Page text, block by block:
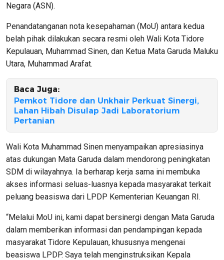
Negara (ASN).
Penandatanganan nota kesepahaman (MoU) antara kedua
belah pihak dilakukan secara resmi oleh Wali Kota Tidore
Kepulauan, Muhammad Sinen, dan Ketua Mata Garuda Maluku
Utara, Muhammad Arafat.
Baca Juga:
Pemkot Tidore dan Unkhair Perkuat Sinergi,
Lahan Hibah Disulap Jadi Laboratorium
Pertanian
Wali Kota Muhammad Sinen menyampaikan apresiasinya
atas dukungan Mata Garuda dalam mendorong peningkatan
SDM di wilayahnya. Ia berharap kerja sama ini membuka
akses informasi seluas-luasnya kepada masyarakat terkait
peluang beasiswa dari LPDP Kementerian Keuangan RI.
“Melalui MoU ini, kami dapat bersinergi dengan Mata Garuda
dalam memberikan informasi dan pendampingan kepada
masyarakat Tidore Kepulauan, khususnya mengenai
beasiswa LPDP. Saya telah menginstruksikan Kepala